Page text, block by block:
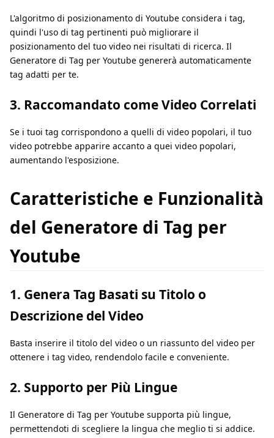
L'algoritmo di posizionamento di Youtube considera i tag,
quindi l'uso di tag pertinenti può migliorare il
posizionamento del tuo video nei risultati di ricerca. Il
Generatore di Tag per Youtube genererà automaticamente
tag adatti per te.
3. Raccomandato come Video Correlati
Se i tuoi tag corrispondono a quelli di video popolari, il tuo
video potrebbe apparire accanto a quei video popolari,
aumentando l'esposizione.
Caratteristiche e Funzionalità
del Generatore di Tag per
Youtube
1. Genera Tag Basati su Titolo o
Descrizione del Video
Basta inserire il titolo del video o un riassunto del video per
ottenere i tag video, rendendolo facile e conveniente.
2. Supporto per Più Lingue
Il Generatore di Tag per Youtube supporta più lingue,
permettendoti di scegliere la lingua che meglio ti si addice.